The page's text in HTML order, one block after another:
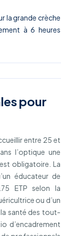
la grande crèche
à 6 heures
pour
entre 25 et
l’optique une
obligatoire. La
éducateur de
ETP selon la
ou d’un
santé des tout-
d’encadrement